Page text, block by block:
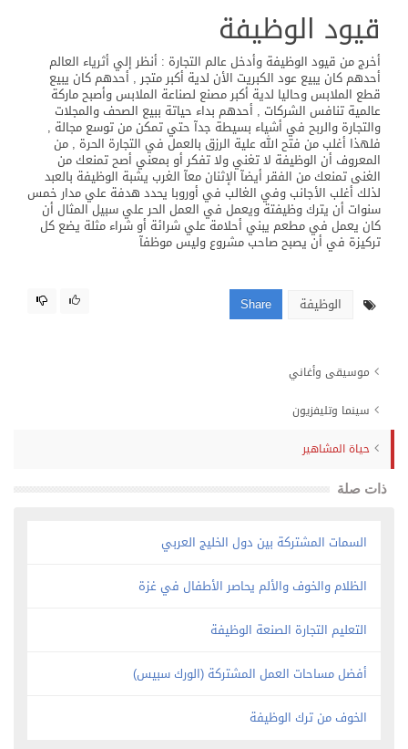
قيود الوظيفة
أخرج من قيود الوظيفة وأدخل عالم التجارة : أنظر إلي أثرياء العالم
أحدهم كان يبيع عود الكبريت الأن لدية أكبر متجر , أحدهم كان يبيع
قطع الملابس وحاليا لدية أكبر مصنع لصناعة الملابس وأصبح ماركة
عالمية تنافس الشركات , أحدهم بداء حياتة ببيع الصحف والمجلات
والتجارة والربح في أشياء بسيطة جدآ حتي تمكن من توسع مجالة ,
فلهذا أغلب من فتح الله علية الرزق بالعمل في التجارة الحرة , من
المعروف أن الوظيفة لا تغني ولا تفكر أو بمعني أصح تمنعك من
الغنى تمنعك من الفقر أيضآ الإثنان معآ الغرب يشبة الوظيفة بالعبد
لذلك أغلب الأجانب وفي الغالب في أوروبا يحدد هدفة علي مدار خمس
سنوات أن يترك وظيفتة ويعمل في العمل الحر علي سبيل المثال أن
كان يعمل في مطعم يبني أحلامة علي شرائة أو شراء مثلة يضع كل
تركيزة في أن يصبح صاحب مشروع وليس موظفآ
الوظيفة Share
موسيقى وأغاني
سينما وتليفزيون
حياة المشاهير
ذات صلة
السمات المشتركة بين دول الخليج العربي
الظلام والخوف والألم يحاصر الأطفال في غزة
التعليم التجارة الصنعة الوظيفة
أفضل مساحات العمل المشتركة (الورك سبيس)
الخوف من ترك الوظيفة